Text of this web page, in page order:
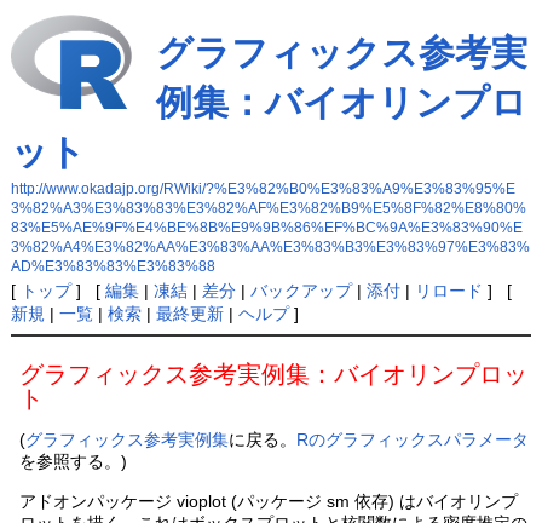
グラフィックス参考実
例集：バイオリンプロ
ット
http://www.okadajp.org/RWiki/?%E3%82%B0%E3%83%A9%E3%83%95%E
3%82%A3%E3%83%83%E3%82%AF%E3%82%B9%E5%8F%82%E8%80%
83%E5%AE%9F%E4%BE%8B%E9%9B%86%EF%BC%9A%E3%83%90%E
3%82%A4%E3%82%AA%E3%83%AA%E3%83%B3%E3%83%97%E3%83%
AD%E3%83%83%E3%83%88
[ トップ] [ 編集| 凍結| 差分| バックアップ| 添付| リロード ] [
新規 | 一覧| 検索| 最終更新| ヘルプ]
グラフィックス参考実例集：バイオリンプロッ
ト
(グラフィックス参考実例集に戻る。 Rのグラフィックスパラメータ
を参照する。)
アドオンパッケージ vioplot (パッケージ sm 依存) はバイオリンプ